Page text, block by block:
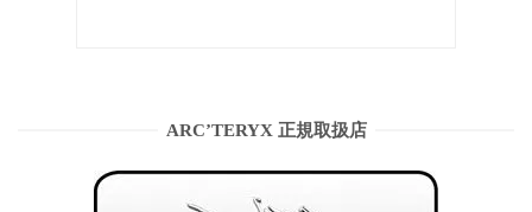
ARC’TERYX 正規取扱店